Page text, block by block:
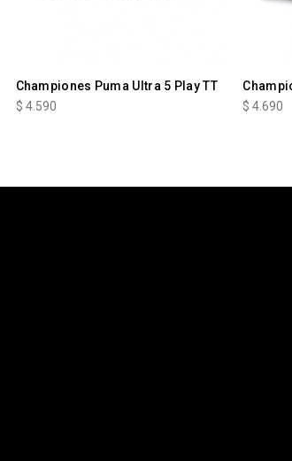
Championes Puma Ultra 5 Play TT
$ 4.590
$ 4.690